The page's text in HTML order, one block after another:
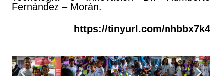
Fernández – Morán.
https://tinyurl.com/nhbbx7k4